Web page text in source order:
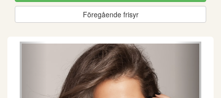
Föregående frisyr
Föregående